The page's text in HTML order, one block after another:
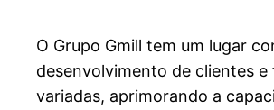
O Grupo Gmill tem um lugar
desenvolvimento de clientes
variadas, aprimorando a